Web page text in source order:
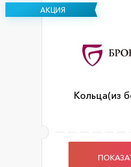
АКЦИЯ
Кольца(из